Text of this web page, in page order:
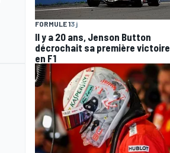
FORMULE 13 j
Il y a 20 ans, Jenson Button
décrochait sa première victoire
en F1